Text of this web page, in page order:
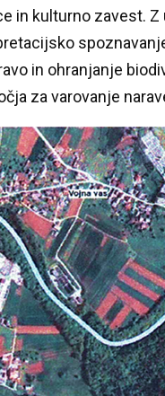
in kulturno zavest.
in ohranjanje
za varovanje